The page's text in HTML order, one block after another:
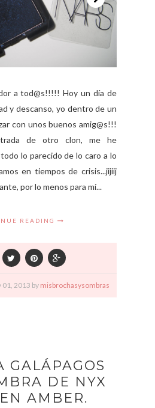
a tod@s!!!!! Hoy un día de
y descanso, yo dentro de un
con unos buenos amig@s!!!
de otro clon, me he
lo parecido de lo caro a lo
en tiempos de crisis...jijiij
por lo menos para mí...
READING
01, 2013 by misbrochasysombras
GALÁPAGOS
DE NYX
AMBER.